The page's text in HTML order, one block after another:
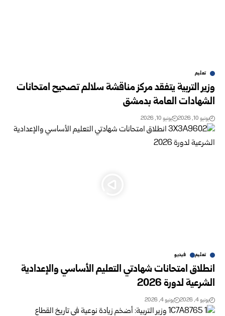
تعليم
وزير التربية يتفقد مركز مناقشة سلالم تصحيح امتحانات
الشهادات العامة بدمشق
يونيو 10, 2026 يونيو 10, 2026
تعليم فيديو
انطلاق امتحانات شهادتي التعليم الأساسي والإعدادية
الشرعية لدورة 2026
يونيو 4, 2026 يونيو 4, 2026